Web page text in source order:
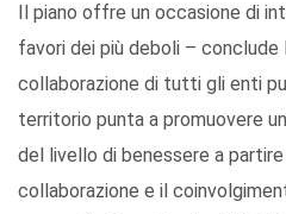
Il piano offre un occasione di
favori dei più deboli –
collaborazione di tutti gli enti
territorio punta a promuovere
del livello di benessere a partire
collaborazione e il